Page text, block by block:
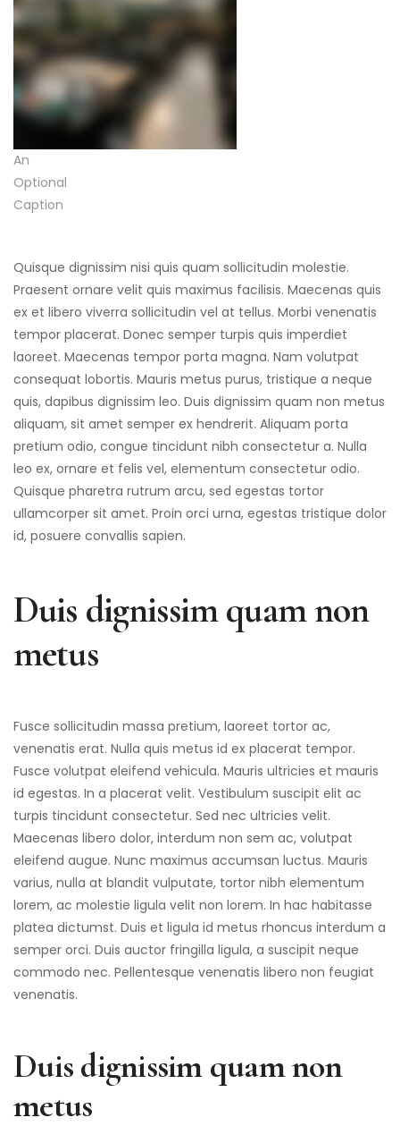
An
Optional
Caption
Quisque dignissim nisi quis quam sollicitudin molestie.
Praesent ornare velit quis maximus facilisis. Maecenas quis
ex et libero viverra sollicitudin vel at tellus. Morbi venenatis
tempor placerat. Donec semper turpis quis imperdiet
laoreet. Maecenas tempor porta magna. Nam volutpat
consequat lobortis. Mauris metus purus, tristique a neque
quis, dapibus dignissim leo. Duis dignissim quam non metus
aliquam, sit amet semper ex hendrerit. Aliquam porta
pretium odio, congue tincidunt nibh consectetur a. Nulla
leo ex, ornare et felis vel, elementum consectetur odio.
Quisque pharetra rutrum arcu, sed egestas tortor
ullamcorper sit amet. Proin orci urna, egestas tristique dolor
id, posuere convallis sapien.
Duis dignissim quam non
metus
Fusce sollicitudin massa pretium, laoreet tortor ac,
venenatis erat. Nulla quis metus id ex placerat tempor.
Fusce volutpat eleifend vehicula. Mauris ultricies et mauris
id egestas. In a placerat velit. Vestibulum suscipit elit ac
turpis tincidunt consectetur. Sed nec ultricies velit.
Maecenas libero dolor, interdum non sem ac, volutpat
eleifend augue. Nunc maximus accumsan luctus. Mauris
varius, nulla at blandit vulputate, tortor nibh elementum
lorem, ac molestie ligula velit non lorem. In hac habitasse
platea dictumst. Duis et ligula id metus rhoncus interdum a
semper orci. Duis auctor fringilla ligula, a suscipit neque
commodo nec. Pellentesque venenatis libero non feugiat
venenatis.
Duis dignissim quam non
metus